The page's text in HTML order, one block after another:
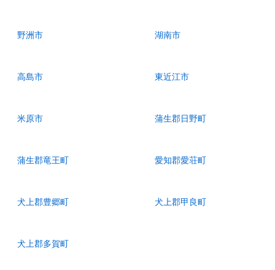
野洲市 湖南市
高島市 東近江市
米原市 蒲生郡日野町
蒲生郡竜王町 愛知郡愛荘町
犬上郡豊郷町 犬上郡甲良町
犬上郡多賀町